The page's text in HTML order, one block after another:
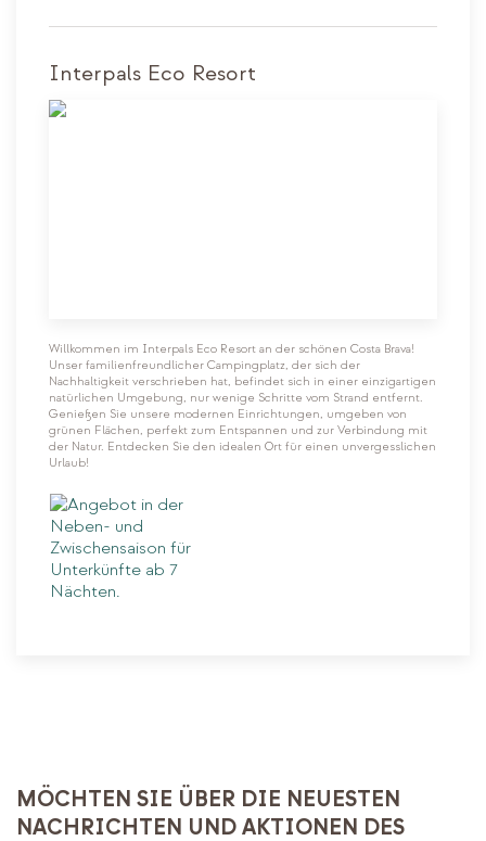
Interpals Eco Resort
Willkommen im Interpals Eco Resort an der schönen Costa Brava!
Unser familienfreundlicher Campingplatz, der sich der
Nachhaltigkeit verschrieben hat, befindet sich in einer einzigartigen
natürlichen Umgebung, nur wenige Schritte vom Strand entfernt.
Genießen Sie unsere modernen Einrichtungen, umgeben von
grünen Flächen, perfekt zum Entspannen und zur Verbindung mit
der Natur. Entdecken Sie den idealen Ort für einen unvergesslichen
Urlaub!
MÖCHTEN SIE ÜBER DIE NEUESTEN
NACHRICHTEN UND AKTIONEN DES